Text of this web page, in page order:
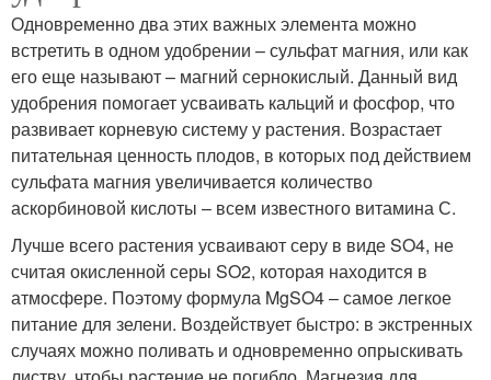
Одновременно два этих важных элемента можно
встретить в одном удобрении – сульфат магния, или как
его еще называют – магний сернокислый. Данный вид
удобрения помогает усваивать кальций и фосфор, что
развивает корневую систему у растения. Возрастает
питательная ценность плодов, в которых под действием
сульфата магния увеличивается количество
аскорбиновой кислоты – всем известного витамина С.
Лучше всего растения усваивают серу в виде SO4, не
считая окисленной серы SO2, которая находится в
атмосфере. Поэтому формула MgSO4 – самое легкое
питание для зелени. Воздействует быстро: в экстренных
случаях можно поливать и одновременно опрыскивать